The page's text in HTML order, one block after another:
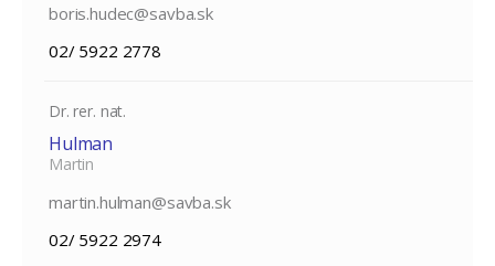
boris.hudec@savba.sk
02/ 5922 2778
Dr. rer. nat.
Hulman
Martin
martin.hulman@savba.sk
02/ 5922 2974